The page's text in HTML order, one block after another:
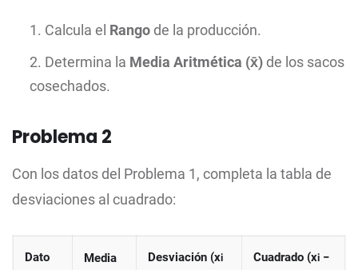
Calcula el Rango de la producción.
Determina la Media Aritmética (x̄) de los sacos
cosechados.
Problema 2
Con los datos del Problema 1, completa la tabla de
desviaciones al cuadrado:
Dato
Media
Desviación (xi Cuadrado (xi −